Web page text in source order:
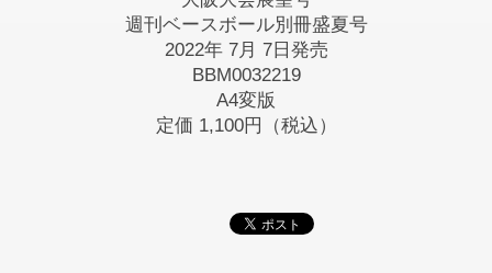
週刊ベースボール別冊盛夏号
2022年 7月 7日発売
BBM0032219
A4変版
定価 1,100円（税込）